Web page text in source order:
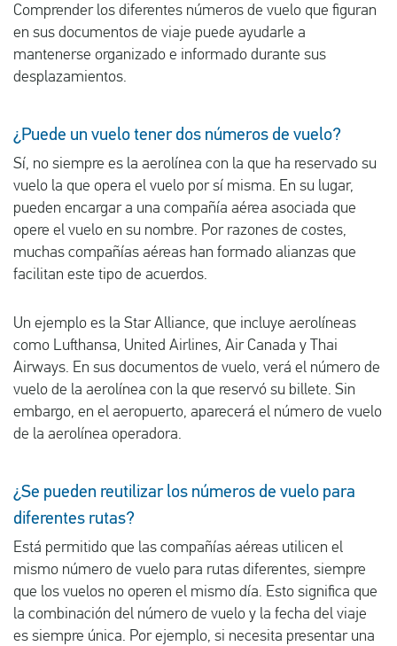
Comprender los diferentes números de vuelo que figuran
en sus documentos de viaje puede ayudarle a
mantenerse organizado e informado durante sus
desplazamientos.
¿Puede un vuelo tener dos números de vuelo?
Sí, no siempre es la aerolínea con la que ha reservado su
vuelo la que opera el vuelo por sí misma. En su lugar,
pueden encargar a una compañía aérea asociada que
opere el vuelo en su nombre. Por razones de costes,
muchas compañías aéreas han formado alianzas que
facilitan este tipo de acuerdos.
Un ejemplo es la Star Alliance, que incluye aerolíneas
como Lufthansa, United Airlines, Air Canada y Thai
Airways. En sus documentos de vuelo, verá el número de
vuelo de la aerolínea con la que reservó su billete. Sin
embargo, en el aeropuerto, aparecerá el número de vuelo
de la aerolínea operadora.
¿Se pueden reutilizar los números de vuelo para
diferentes rutas?
Está permitido que las compañías aéreas utilicen el
mismo número de vuelo para rutas diferentes, siempre
que los vuelos no operen el mismo día. Esto significa que
la combinación del número de vuelo y la fecha del viaje
es siempre única. Por ejemplo, si necesita presentar una